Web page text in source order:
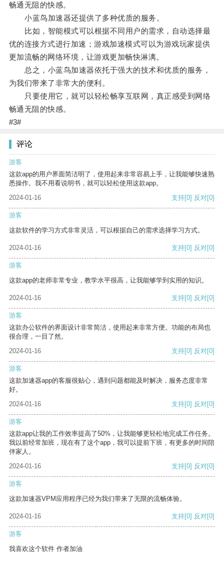
畅通无阻的快感。
小蓝鸟加速器还提供了多种优质的服务。
比如，智能模式可以根据不同用户的需求，自动选择最
优的连接方式进行加速；游戏加速模式可以为游戏玩家提供
更加流畅的网络环境，让游戏更加畅快淋漓。
总之，小蓝鸟加速器依托于强大的技术和优质的服务，
为我们带来了非常大的便利。
只要使用它，就可以轻松畅享互联网，真正感受到网络
畅通无阻的快感。
#3#
评论
游客
这款app的用户界面简洁明了，使用起来非常容易上手，让我能够快速熟
悉操作。我不用看说明书，就可以轻松使用这款app。
2024-01-16
支持[0] 反对[0]
游客
这款软件的学习方式非常灵活，可以根据自己的需求选择学习方式。
2024-01-16 支持[0] 反对[0]
游客
这款app的老师非常专业，教学水平很高，让我能够学到实用的知识。
2024-01-16 支持[0] 反对[0]
游客
这款办公软件的界面设计非常简洁，使用起来非常方便。功能的布局也
很合理，一目了然。
2024-01-16
支持[0] 反对[0]
游客
这款加速器app的客服很贴心，遇到问题都能及时解决，服务态度非常
好。
2024-01-16
支持[0] 反对[0]
游客
这款app让我的工作效率提高了50%，让我能够更轻松地完成工作任务。
我以前经常加班，现在有了这个app，我可以提前下班，有更多的时间陪
伴家人。
2024-01-16
支持[0] 反对[0]
游客
这款加速器VPM应用程序已经为我们带来了无限的流畅体验。
2024-01-16 支持[0] 反对[0]
游客
我喜欢这个软件 作者加油